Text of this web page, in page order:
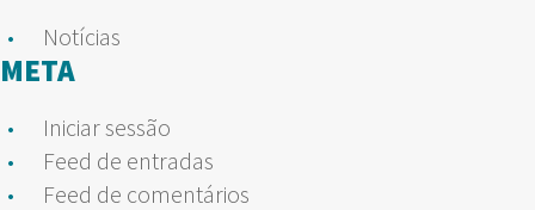
Notícias
META
Iniciar sessão
Feed de entradas
Feed de comentários